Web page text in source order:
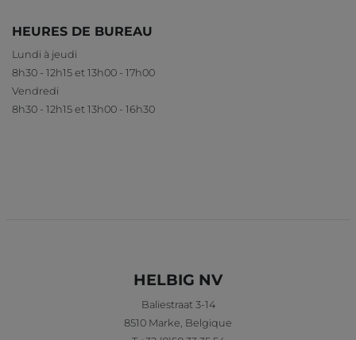
HEURES DE BUREAU
Lundi à jeudi
8h30 - 12h15 et 13h00 - 17h00
Vendredi
8h30 - 12h15 et 13h00 - 16h30
HELBIG NV
Baliestraat 3-14
8510 Marke Belgique